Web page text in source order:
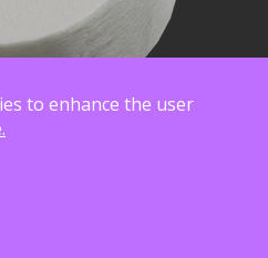
to enhance the user